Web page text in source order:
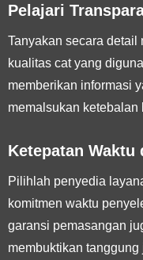
Pelajari
Tanyakan secara
kualitas cat yang
memberikan informasi
memalsukan
Ketepatan Waktu
Pilihlah penyedia
komitmen waktu
garansi pemasangan
membuktikan